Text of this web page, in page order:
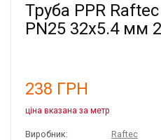
Труба PPR
PN25 32x5.4 мм
238 ГРН
ціна вказана за метр
Виробник:
Raftec